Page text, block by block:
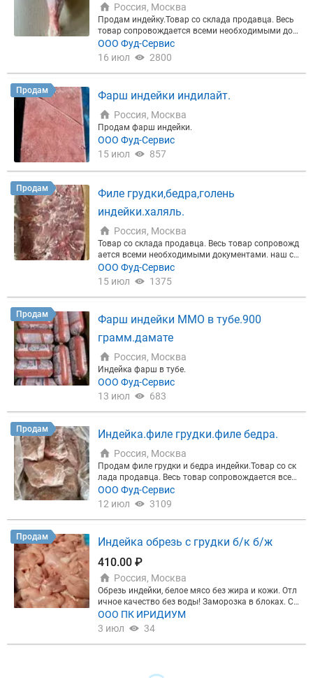
а на складе в Москве (Мосхладокомбинат № 14. у
л. Рябиновая, дом 47). Добро пожаловать!
Россия, Москва
Продам индейку.Товар со склада продавца. Весь
товар сопровождается всеми необходимыми док
ументами. наш склад находится в очень удобном
месте: на западе города Москва.Хладокомбинат
го, Киевского, Боровского и Можайского шоссе.
ООО Фуд-Сервис
16 июл
2800
Продам Фарш индейки индилайт.
Россия, Москва
Продам фарш индейки.
ООО Фуд-Сервис
15 июл
857
Продам
Филе грудки,бедра,голень
индейки.халяль.
Россия, Москва
Товар со склада продавца. Весь товар сопровожд
ается всеми необходимыми документами. наш ск
лад находится в очень удобном месте: на западе
города Москва.Хладокомбинат № 14 в 800 метра
овского и Можайского шоссе.
ООО Фуд-Сервис
15 июл
1375
Продам
Фарш индейки ММО в тубе.900
грамм.дамате
Россия, Москва
Индейка фарш в тубе.
ООО Фуд-Сервис
13 июл
683
Продам Индейка.филе грудки.филе бедра.
Россия, Москва
Продам филе грудки и бедра индейки.Товар со ск
лада продавца. Весь товар сопровождается всем
и необходимыми документами. наш склад находи
тся в очень удобном месте: на западе города Мос
недалеко от Минского, Киевского, Боровского и М
ООО Фуд-Сервис
12 июл
3109
Продам
Индейка обрезь с грудки б/к б/ж
410.00 ₽
Россия, Москва
Обрезь индейки, белое мясо без жира и кожи. Отл
ичное качество без воды! Заморозка в блоках. Ск
лад МО.
ООО ПК ИРИДИУМ
3 июл
34